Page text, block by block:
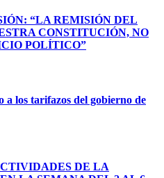
“LA REMISIÓN DEL
CONSTITUCIÓN, NO
POLÍTICO”
a los tarifazos del gobierno de
DE LA